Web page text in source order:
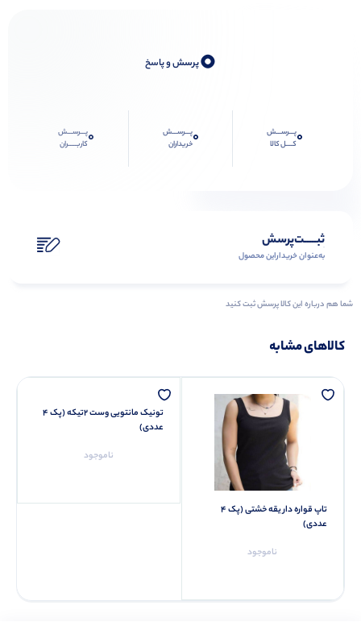
0پرسش و پاسخ
0پـــرســـش
کــــل کالا
0پـــرســـش
خریداران
0پـــرســـش
کاربـــــران
ثبـــــت‌پرسش
به‌عنوان ‌خریدار‌این‌ محصول
شما هم درباره این کالا پرسش ثبت کنید
کالاهای مشابه
تاپ قواره دار یقه خشتی (پک 4
عددی)
ناموجود
تونیک مانتویی وست ۲تیکه (پک 4
عددی)
ناموجود